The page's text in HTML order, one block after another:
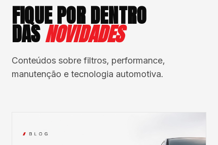
FIQUE POR DENTRO
DASNOVIDADES
Conteúdos sobre filtros, performance,
manutenção e tecnologia automotiva.